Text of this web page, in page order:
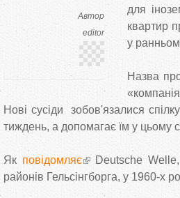
Автор
editor
для
квартир
у
Назва
Нові сусіди зобов'язалися
тиждень, а допомагає їм у цьому
Як повідомляє
Deutsche Welle,
районів Гельсінгборга, у 1960-х